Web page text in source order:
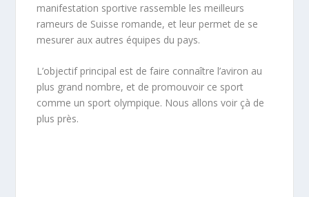
manifestation sportive rassemble les meilleurs
rameurs de Suisse romande, et leur permet de se
mesurer aux autres équipes du pays.
L’objectif principal est de faire connaître l’aviron au
plus grand nombre, et de promouvoir ce sport
comme un sport olympique. Nous allons voir çà de
plus près.